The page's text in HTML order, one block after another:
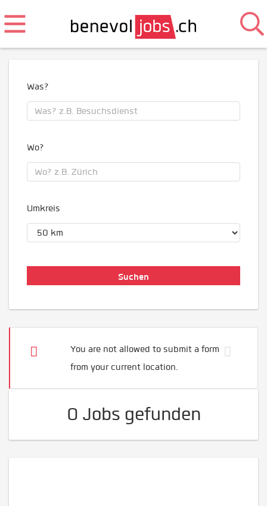
Was?
Wo?
Umkreis
You are not allowed to submit a form
from your current location.
0 Jobs gefunden